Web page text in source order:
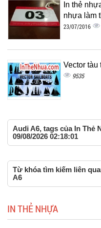
In thẻ
nhựa làm
23/07/2016
Vector tàu
9535
Audi A6, tags của In Thẻ
09/08/2026 02:18:01
Từ khóa tìm kiếm liên
A6
IN THẺ NHỰA